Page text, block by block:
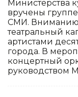
Министерства
вручены
СМИ. Вниманию
театральный
артистами
города. В
концертный
руководством